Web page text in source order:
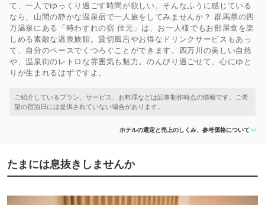
て、一人でゆっくり過ごす時間が欲しい。そんなふうに感じている
なら、山間の静かな温泉宿で一人旅をしてみませんか？ 群馬県の四
万温泉にある「時わすれの宿 佳元」は、お一人様でもお部屋食を楽
しめる素敵な温泉旅館。貸切風呂やお得なドリンクサービスもあっ
て、自分のペースでくつろぐことができます。四万川の美しい自然
や、温泉街のレトロな雰囲気も魅力。のんびり過ごせて、心にゆと
りが生まれるはずですよ。
ホテルの選定と売上のしくみ、参考価格について
たまには息抜きしませんか